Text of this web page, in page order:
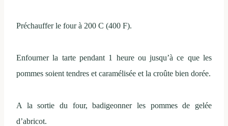
Préchauffer le four à 200 C (400 F).
Enfourner la tarte pendant 1 heure ou jusqu’à ce que les
pommes soient tendres et caramélisée et la croûte bien dorée.
A la sortie du four, badigeonner les pommes de gelée
d’abricot.